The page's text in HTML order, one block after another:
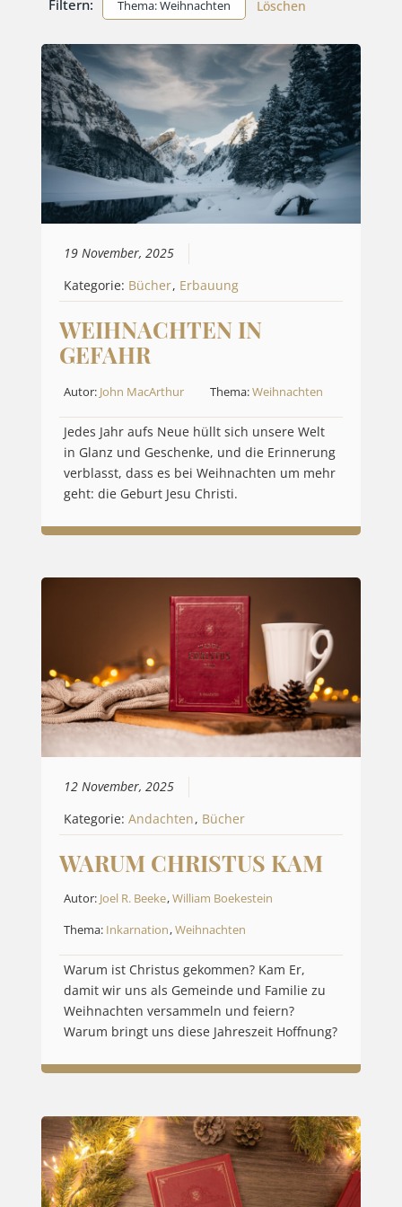
Filtern: Thema: Weihnachten Löschen
19 November, 2025
Kategorie: Bücher, Erbauung
WEIHNACHTEN IN
GEFAHR
Autor: John MacArthur Thema:Weihnachten
Jedes Jahr aufs Neue hüllt sich unsere Welt
in Glanz und Geschenke, und die Erinnerung
verblasst, dass es bei Weihnachten um mehr
geht: die Geburt Jesu Christi.
12 November, 2025
Kategorie:Andachten, Bücher
WARUM CHRISTUS KAM
Autor: Joel R. Beeke,William Boekestein
Thema: Inkarnation,Weihnachten
Warum ist Christus gekommen? Kam Er,
damit wir uns als Gemeinde und Familie zu
Weihnachten versammeln und feiern?
Warum bringt uns diese Jahreszeit Hoffnung?